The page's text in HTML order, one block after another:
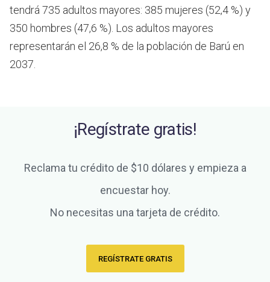
tendrá 735 adultos mayores: 385 mujeres (52,4 %) y
350 hombres (47,6 %). Los adultos mayores
representarán el 26,8 % de la población de Barú en
2037.
¡Regístrate gratis!
Reclama tu crédito de $10 dólares y empieza a
encuestar hoy.
No necesitas una tarjeta de crédito.
REGÍSTRATE GRATIS